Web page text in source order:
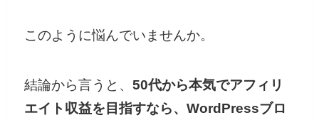
このように悩んでいませんか。
結論から言うと、50代から本気でアフィリ
エイト収益を目指すなら、WordPressブロ